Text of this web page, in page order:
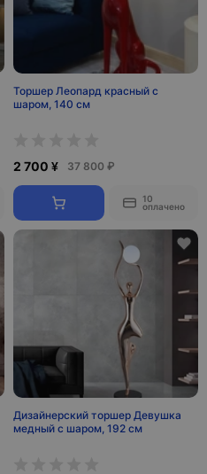
Торшер Леопард красный с
шаром, 140 см
2 700 ¥ 37 800 ₽
10
оплачено
Дизайнерский торшер Девушка
медный с шаром, 192 см